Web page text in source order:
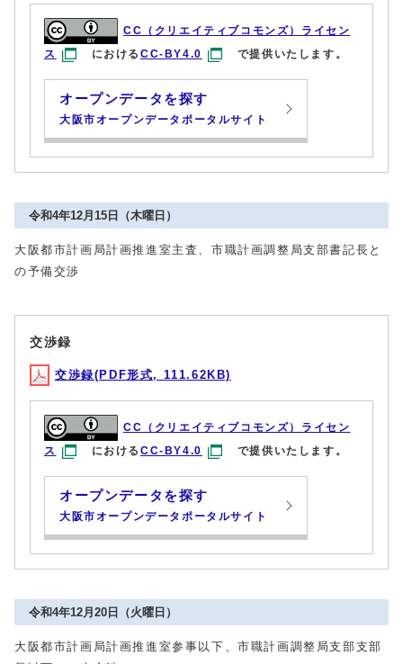
CC（クリエイティブコモンズ）ライセン
ス
におけるCC-BY4.0 で提供いたします。
オープンデータを探す
大阪市オープンデータポータルサイト
令和4年12月15日（木曜日）
大阪都市計画局計画推進室主査、市職計画調整局支部書記長と
の予備交渉
交渉録
交渉録(PDF形式, 111.62KB)
CC（クリエイティブコモンズ）ライセン
ス
におけるCC-BY4.0 で提供いたします。
オープンデータを探す
大阪市オープンデータポータルサイト
令和4年12月20日（火曜日）
大阪都市計画局計画推進室参事以下、市職計画調整局支部支部